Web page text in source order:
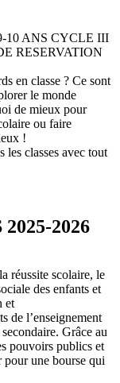
10 ANS CYCLE III
RESERVATION
en classe ? Ce sont
le monde
de mieux pour
ou faire
!
classes avec tout
2026
réussite scolaire, le
des enfants et
et
de l’enseignement
Grâce au
pouvoirs publics et
pour une bourse qui